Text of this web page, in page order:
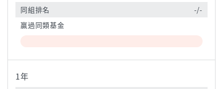
同組排名
-/-
贏過同類基金
1年